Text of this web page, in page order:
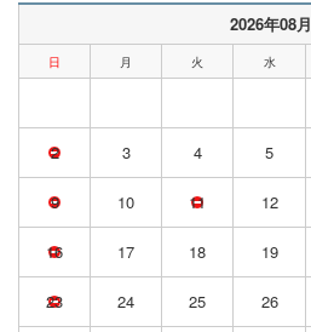
2026年08月
日 月 火 水
2 3 4 5
9 10 11 12
16 17 18 19
23 24 25 26